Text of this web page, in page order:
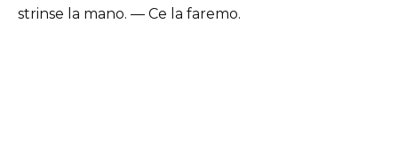
strinse la mano. — Ce la faremo.